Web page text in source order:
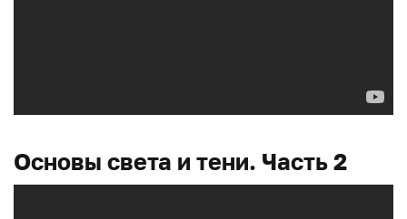
Основы света и тени. Часть 2